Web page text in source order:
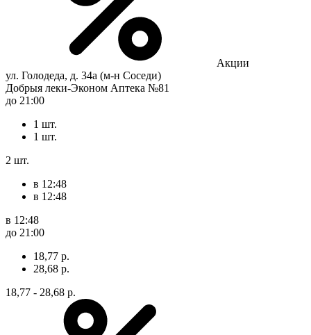
Акции
ул. Голодеда, д. 34а (м-н Соседи)
Добрыя леки-Эконом Аптека №81
до 21:00
1 шт.
1 шт.
2 шт.
в 12:48
в 12:48
в 12:48
до 21:00
18,77 р.
28,68 р.
18,77 - 28,68 р.